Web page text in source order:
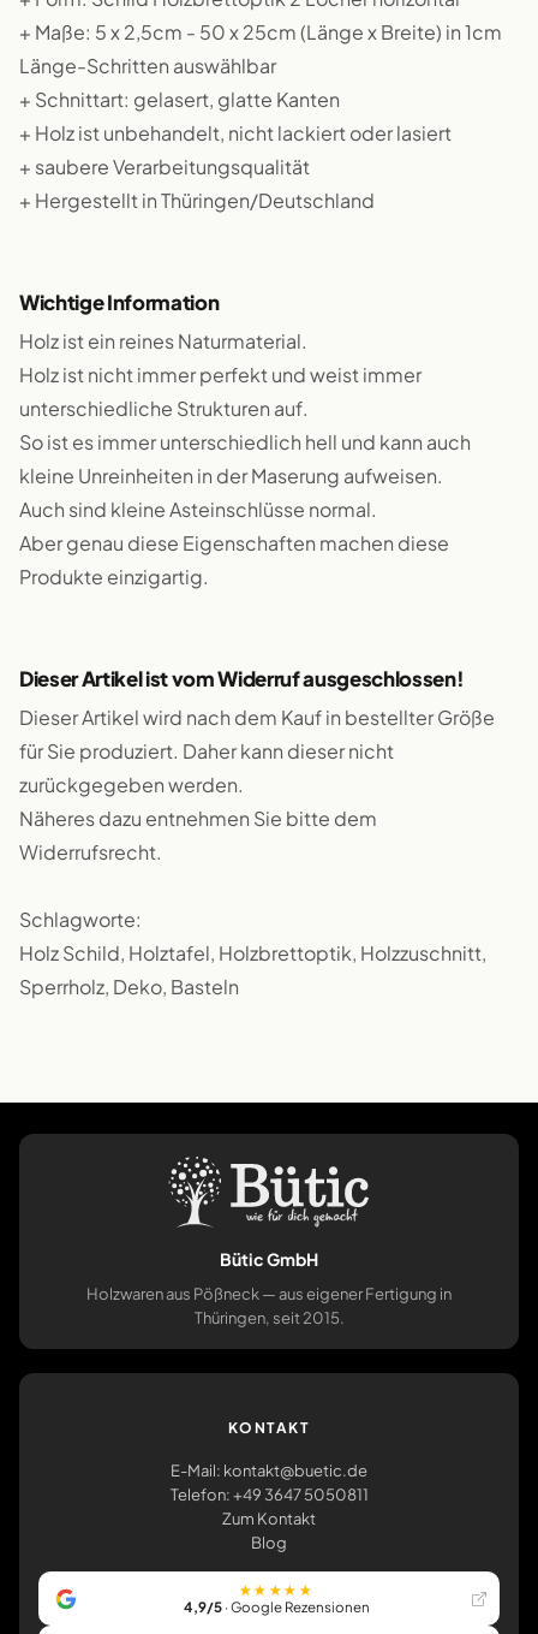
+ Maße: 5 x 2,5cm - 50 x 25cm (Länge x Breite) in 1cm
Länge-Schritten auswählbar
+ Schnittart: gelasert, glatte Kanten
+ Holz ist unbehandelt, nicht lackiert oder lasiert
+ saubere Verarbeitungsqualität
+ Hergestellt in Thüringen/Deutschland
Wichtige Information
Holz ist ein reines Naturmaterial.
Holz ist nicht immer perfekt und weist immer
unterschiedliche Strukturen auf.
So ist es immer unterschiedlich hell und kann auch
kleine Unreinheiten in der Maserung aufweisen.
Auch sind kleine Asteinschlüsse normal.
Aber genau diese Eigenschaften machen diese
Produkte einzigartig.
Dieser Artikel ist vom Widerruf ausgeschlossen!
Dieser Artikel wird nach dem Kauf in bestellter Größe
für Sie produziert. Daher kann dieser nicht
zurückgegeben werden.
Näheres dazu entnehmen Sie bitte dem
Widerrufsrecht.
Schlagworte:
Holz Schild, Holztafel, Holzbrettoptik, Holzzuschnitt,
Sperrholz, Deko, Basteln
Bütic GmbH
Holzwaren aus Pößneck — aus eigener Fertigung in
Thüringen, seit 2015.
KONTAKT
E-Mail: kontakt@buetic.de
Telefon: +49 3647 5050811
Zum Kontakt
Blog
★★★★★
4,9/5· Google Rezensionen